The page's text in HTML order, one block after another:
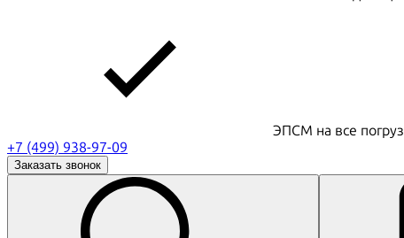
ЭПСМ на все
+7 (499) 938-97-09
Заказать звонок